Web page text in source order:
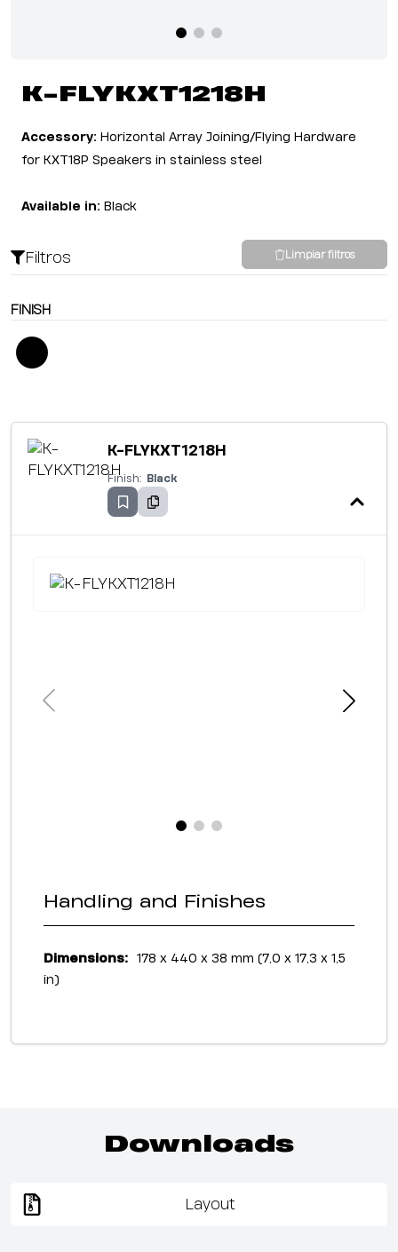
K-FLYKXT1218H
Accessory: Horizontal Array Joining/Flying Hardware
for KXT18P Speakers in stainless steel
Available in: Black
Filtros Limpiar filtros
FINISH
K-FLYKXT1218H
Finish: Black
Handling and Finishes
Dimensions:
178 x 440 x 38 mm (7,0 x 17,3 x 1,5
in)
Downloads
Layout